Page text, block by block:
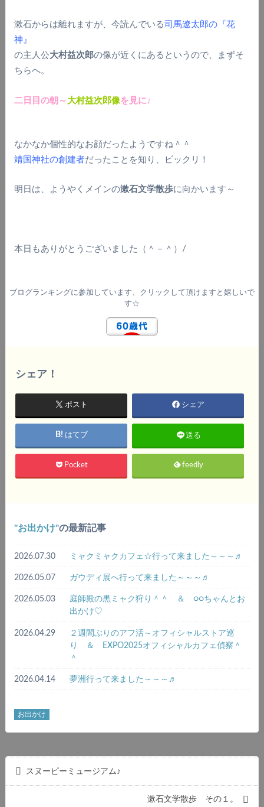
漱石からは離れますが、今読んでいる司馬遼太郎の『花
神』
の主人公大村益次郎の像が近くにあるというので、まずそ
ちらへ。
二日目の朝～ 大村益次郎像 を見に♪
なかなか個性的なお顔だったようですね＾＾
靖国神社の創建者だったことを知り、ビックリ！
明日は、ようやくメインの漱石文学散歩に向かいます～
本日もありがとうございました（＾－＾）/
ブログランキングに参加しています、クリックして頂けますと嬉しいで
す☆
シェア！
ポスト シェア
はてブ 送る
Pocket feedly
お出かけ の最新記事
2026.07.30 ミャクミャクカフェ☆行って来ました～～～♬
2026.05.07 ガウディ展へ行って来ました～～～♬
2026.05.03
庭師殿の黒ミャク狩り＾＾ ＆ ○○ちゃんとお
出かけ♡
2026.04.29
２週間ぶりのアフ活～オフィシャルストア巡
り ＆ EXPO2025オフィシャルカフェ偵察＾
＾
2026.04.14 夢洲行って来ました～～～♬
お出かけ
スヌーピーミュージアム♪
漱石文学散歩 その１。